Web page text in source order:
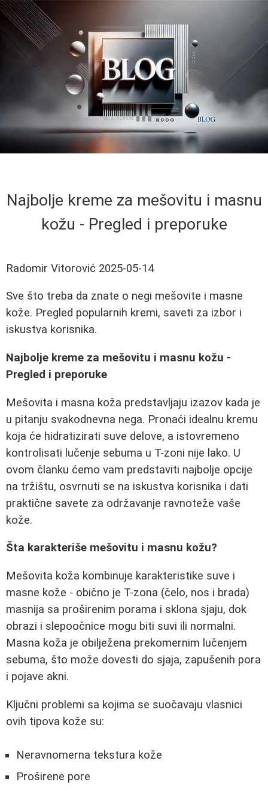
Najbolje kreme za mešovitu i masnu
kožu - Pregled i preporuke
Radomir Vitorović 2025-05-14
Sve što treba da znate o negi mešovite i masne
kože. Pregled popularnih kremi, saveti za izbor i
iskustva korisnika.
Najbolje kreme za mešovitu i masnu kožu -
Pregled i preporuke
Mešovita i masna koža predstavljaju izazov kada je
u pitanju svakodnevna nega. Pronaći idealnu kremu
koja će hidratizirati suve delove, a istovremeno
kontrolisati lučenje sebuma u T-zoni nije lako. U
ovom članku ćemo vam predstaviti najbolje opcije
na tržištu, osvrnuti se na iskustva korisnika i dati
praktične savete za održavanje ravnoteže vaše
kože.
Šta karakteriše mešovitu i masnu kožu?
Mešovita koža kombinuje karakteristike suve i
masne kože - obično je T-zona (čelo, nos i brada)
masnija sa proširenim porama i sklona sjaju, dok
obrazi i slepoočnice mogu biti suvi ili normalni.
Masna koža je obilježena prekomernim lučenjem
sebuma, što može dovesti do sjaja, zapušenih pora
i pojave akni.
Ključni problemi sa kojima se suočavaju vlasnici
ovih tipova kože su:
Neravnomerna tekstura kože
Proširene pore